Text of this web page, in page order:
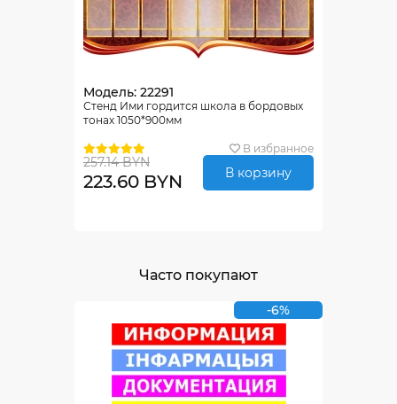
Модель: 22291
Стенд Ими гордится школа в бордовых
тонах 1050*900мм
В избранное
257.14 BYN
223.60 BYN В корзину
Часто покупают
-6%